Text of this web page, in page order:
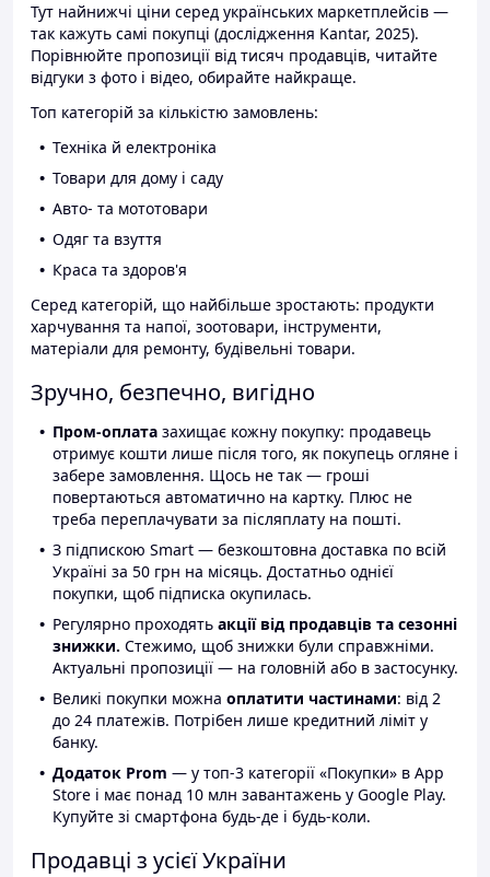
Тут найнижчі ціни серед українських маркетплейсів —
так кажуть самі покупці (дослідження Kantar, 2025).
Порівнюйте пропозиції від тисяч продавців, читайте
відгуки з фото і відео, обирайте найкраще.
Топ категорій за кількістю замовлень:
Техніка й електроніка
Товари для дому і саду
Авто- та мототовари
Одяг та взуття
Краса та здоров'я
Серед категорій, що найбільше зростають: продукти
харчування та напої, зоотовари, інструменти,
матеріали для ремонту, будівельні товари.
Зручно, безпечно, вигідно
Пром-оплата захищає кожну покупку: продавець
отримує кошти лише після того, як покупець огляне і
забере замовлення. Щось не так — гроші
повертаються автоматично на картку. Плюс не
треба переплачувати за післяплату на пошті.
З підпискою Smart — безкоштовна доставка по всій
Україні за 50 грн на місяць. Достатньо однієї
покупки, щоб підписка окупилась.
Регулярно проходять акції від продавців та сезонні
знижки. Стежимо, щоб знижки були справжніми.
Актуальні пропозиції — на головній або в застосунку.
Великі покупки можна оплатити частинами: від 2
до 24 платежів. Потрібен лише кредитний ліміт у
банку.
Додаток Prom — у топ-3 категорії «Покупки» в App
Store і має понад 10 млн завантажень у Google Play.
Купуйте зі смартфона будь-де і будь-коли.
Продавці з усієї України